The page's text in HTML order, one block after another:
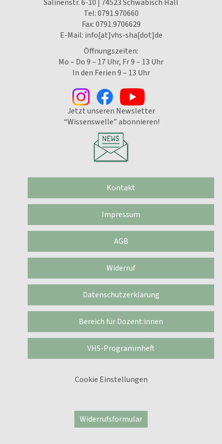
Salinenstr. 6-10 | 74523 Schwäbisch Hall
Tel:0791.970660
Fax: 0791.9706629
E-Mail: info[at]vhs-sha[dot]de
Öffnungszeiten:
Mo – Do 9 – 17 Uhr, Fr 9 – 13 Uhr
In den Ferien 9 – 13 Uhr
Jetzt unseren Newsletter
“Wissenswelle” abonnieren!
Kontakt
Impressum
AGB
Widerruf
Datenschutzerklärung
Bereich für Dozent:innen
VHS-Programmheft
Cookie Einstellungen
Widerrufsformular